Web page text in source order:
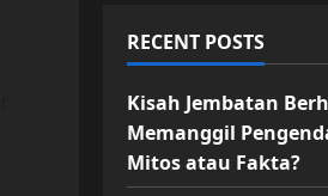
RECENT POSTS
Kisah Jembatan
Memanggil
Mitos atau Fakta?